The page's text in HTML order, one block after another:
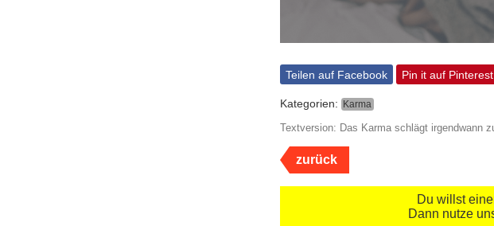
Teilen auf Facebook Pin it auf Pinterest
Kategorien: Karma
Textversion: Das Karma schlägt irgendwann
zurück
Du willst
Dann nutze